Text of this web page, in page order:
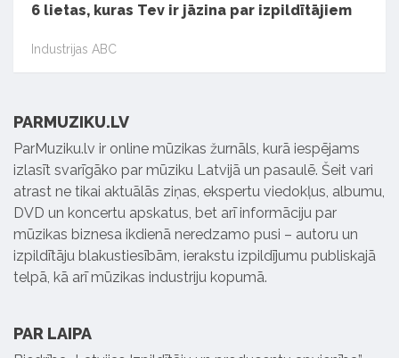
6 lietas, kuras Tev ir jāzina par izpildītājiem
Industrijas ABC
PARMUZIKU.LV
ParMuziku.lv ir online mūzikas žurnāls, kurā iespējams
izlasīt svarīgāko par mūziku Latvijā un pasaulē. Šeit vari
atrast ne tikai aktuālās ziņas, ekspertu viedokļus, albumu,
DVD un koncertu apskatus, bet arī informāciju par
mūzikas biznesa ikdienā neredzamo pusi – autoru un
izpildītāju blakustiesībām, ierakstu izpildījumu publiskajā
telpā, kā arī mūzikas industriju kopumā.
PAR LAIPA